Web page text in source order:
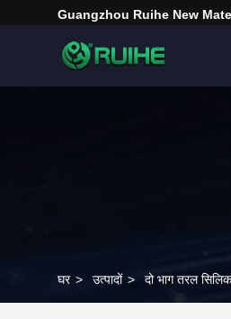
Guangzhou Ruihe New
घर > उत्पादों > दो भाग तरल